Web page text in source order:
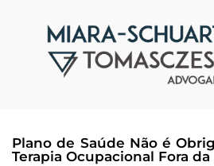
Plano de Saúde Não é
Terapia Ocupacional Fora